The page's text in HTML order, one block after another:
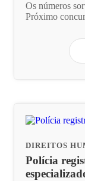
Os números
Próximo
DIREITOS
Polícia